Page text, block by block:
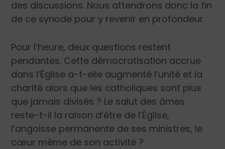
des discussions. Nous attendrons donc la fin
de ce synode pour y revenir en profondeur.
Pour l’heure, deux questions restent
pendantes. Cette démocratisation accrue
dans l’Église a-t-elle augmenté l’unité et la
charité alors que les catholiques sont plus
que jamais divisés ? Le salut des âmes
reste-t-il la raison d’être de l’Église,
l’angoisse permanente de ses ministres, le
cœur même de son activité ?